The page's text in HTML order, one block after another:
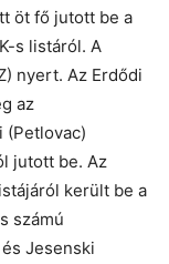
öt fő jutott be a
s listáról. A
nyert. Az Erdődi
az
(Petlovac)
jutott be. Az
került be a
számú
Jesenski